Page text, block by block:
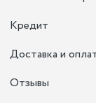
Кредит
Доставка и
Отзывы